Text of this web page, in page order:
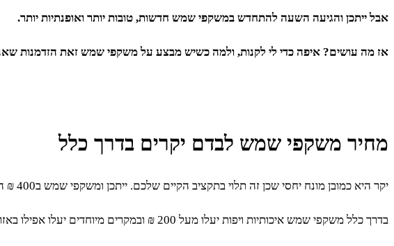
אבל ייתכן והגיעה השעה להתחדש במשקפי שמש חדשות, טובות יותר ואופנתיות יותר.
אז מה עושים? איפה כדי לי לקנות, ולמה כשיש מבצע על משקפי שמש זאת הזדמנות
מחיר משקפי שמש לבדם יקרים בדרך כלל
יקר היא כמובן מונח יחסי שכן זה תלוי בתקציב הקיים שלכם. ייתכן ומשקפי שמש ב400 ₪ הן זולות עבורכם כאשר לאחרים המחיר שהם יכולים לשלם עבור זוג משקפי שמש לא יעלה על 200 ₪.
בדרך כלל משקפי שמש איכותיות ויפות יעלו מעל 200 ₪ ובמקרים מיוחדים יעלו אפילו באזור ה600 ומעלה. הכל תלוי בטעם שלכם.